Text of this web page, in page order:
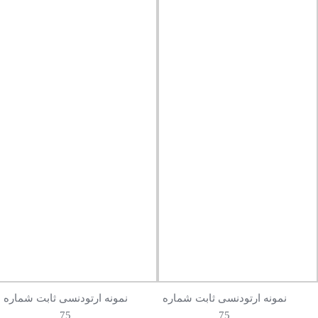
نمونه ارتودنسی ثابت شماره
75
نمونه ارتودنسی ثابت شماره
75